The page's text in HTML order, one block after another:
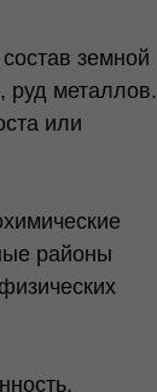
земной
руд металлов.
или
районы